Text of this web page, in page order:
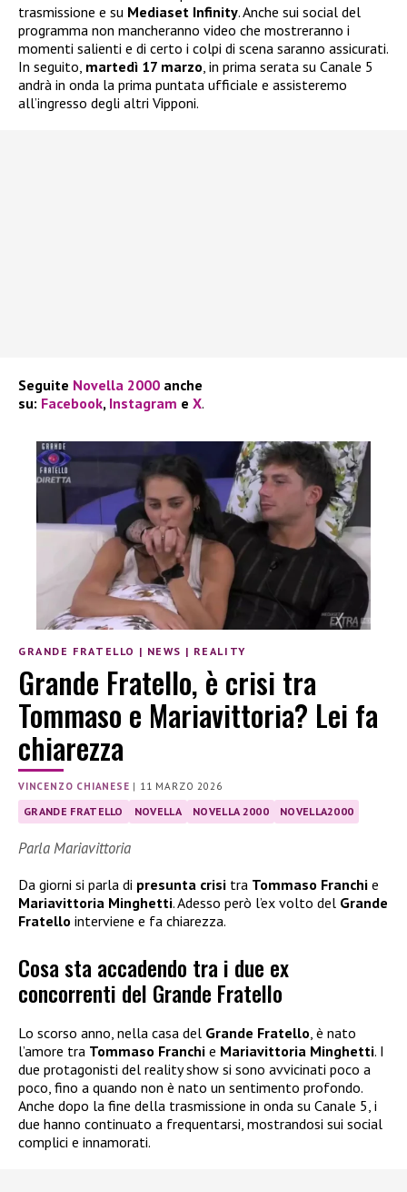
trasmissione e su Mediaset Infinity. Anche sui social del
programma non mancheranno video che mostreranno i
momenti salienti e di certo i colpi di scena saranno assicurati.
In seguito, martedì 17 marzo, in prima serata su Canale 5
andrà in onda la prima puntata ufficiale e assisteremo
all’ingresso degli altri Vipponi.
Seguite Novella 2000 anche
su: Facebook, Instagram e X.
GRANDE FRATELLO | NEWS | REALITY
Grande Fratello, è crisi tra
Tommaso e Mariavittoria? Lei fa
chiarezza
VINCENZO CHIANESE | 11 MARZO 2026
GRANDE FRATELLO NOVELLA NOVELLA 2000 NOVELLA2000
Parla Mariavittoria
Da giorni si parla di presunta crisi tra Tommaso Franchi e
Mariavittoria Minghetti. Adesso però l’ex volto del Grande
Fratello interviene e fa chiarezza.
Cosa sta accadendo tra i due ex
concorrenti del Grande Fratello
Lo scorso anno, nella casa del Grande Fratello , è nato
l’amore tra Tommaso Franchi e Mariavittoria Minghetti. I
due protagonisti del reality show si sono avvicinati poco a
poco, fino a quando non è nato un sentimento profondo.
Anche dopo la fine della trasmissione in onda su Canale 5, i
due hanno continuato a frequentarsi, mostrandosi sui social
complici e innamorati.